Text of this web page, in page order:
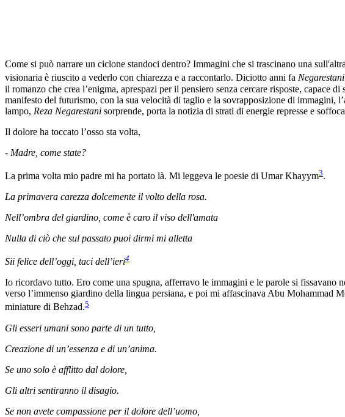
Come si può narrare un ciclone standoci dentro? Immagini che si trascinano una
visionaria è riuscito a vederlo con chiarezza e a raccontarlo. Diciotto anni fa Negarestani
il romanzo che crea l’enigma, aprespazi per il pensiero senza cercare risposte, capace
manifesto del futurismo, con la sua velocità di taglio e la sovrapposizione di immagini,
lampo, Reza Negarestani sorprende, porta la notizia di strati di energie represse e
Il dolore ha toccato l’osso sta volta,
- Madre, come state?
La prima volta mio padre mi ha portato là. Mi leggeva le poesie di Umar Khayym3.
La primavera carezza dolcemente il volto della rosa.
Nell’ombra del giardino, come è caro il viso dell'amata
Nulla di ciò che sul passato puoi dirmi mi alletta
Sii felice dell’oggi, taci dell’ieri4
Io ricordavo tutto. Ero come una spugna, afferravo le immagini e le parole si
verso l’immenso giardino della lingua persiana, e poi mi affascinava Abu Mohammad
miniature di Behzad.5
Gli esseri umani sono parte di un tutto,
Creazione di un’essenza e di un’anima.
Se uno solo è afflitto dal dolore,
Gli altri sentiranno il disagio.
Se non avete compassione per il dolore dell’uomo,